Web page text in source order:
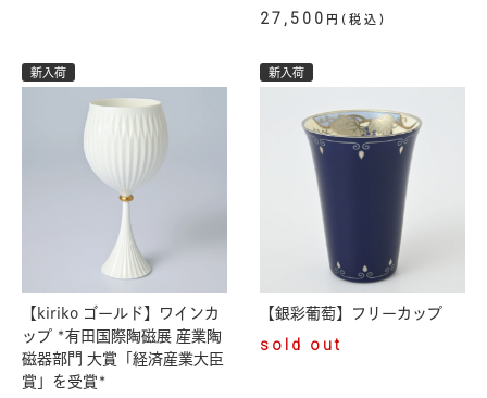
27,500 円(税込)
新入荷
【kiriko ゴールド】ワインカ
ップ *有田国際陶磁展 産業陶
磁器部門 大賞「経済産業大臣
賞」を受賞*
新入荷
【銀彩葡萄】フリーカップ
sold out